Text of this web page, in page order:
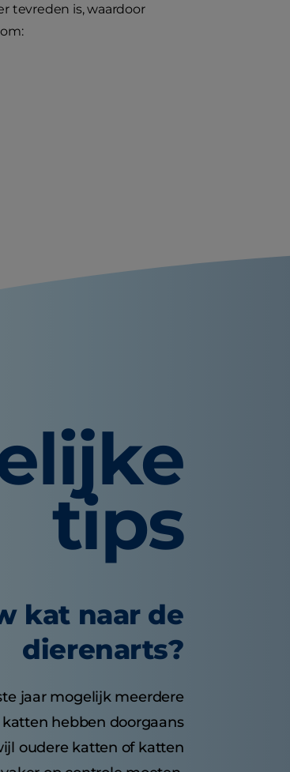
tevreden is, waardoor
tips
kat naar de
dierenarts?
jaar mogelijk meerdere
hebben doorgaans
oudere katten of katten